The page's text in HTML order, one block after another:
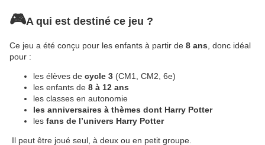
🎮A qui est destiné ce jeu ?
Ce jeu a été conçu pour les enfants à partir de 8 ans , donc idéal
pour :
les élèves de cycle 3 (CM1, CM2, 6e)
les enfants de 8 à 12 ans
les classes en autonomie
les anniversaires à thèmes dont Harry Potter
les fans de l’univers Harry Potter
Il peut être joué seul, à deux ou en petit groupe.